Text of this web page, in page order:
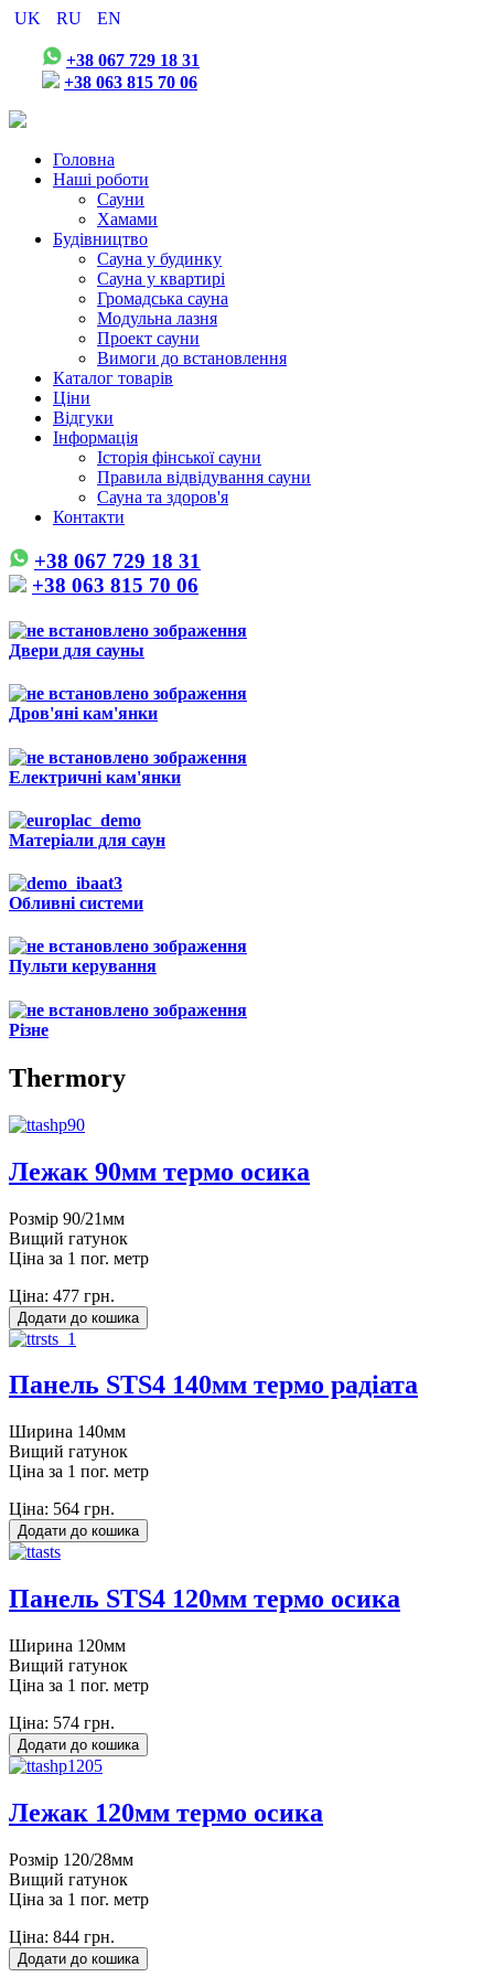
UK RU EN
+38 067 729 18 31
+38 063 815 70 06
Головна
Наші роботи
Сауни
Хамами
Будівництво
Сауна у будинку
Сауна у квартирі
Громадська сауна
Модульна лазня
Проект сауни
Вимоги до встановлення
Каталог товарів
Ціни
Відгуки
Інформація
Історія фінської сауни
Правила відвідування сауни
Сауна та здоров'я
Контакти
+38 067 729 18 31
+38 063 815 70 06
Двери для сауны
Дров'яні кам'янки
Електричні кам'янки
Матеріали для саун
Обливні системи
Пульти керування
Різне
Thermory
Лежак 90мм термо осика
Розмір 90/21мм
Вищий гатунок
Ціна за 1 пог. метр
Ціна: 477 грн.
Панель STS4 140мм термо радіата
Ширина 140мм
Вищий гатунок
Ціна за 1 пог. метр
Ціна: 564 грн.
Панель STS4 120мм термо осика
Ширина 120мм
Вищий гатунок
Ціна за 1 пог. метр
Ціна: 574 грн.
Лежак 120мм термо осика
Розмір 120/28мм
Вищий гатунок
Ціна за 1 пог. метр
Ціна: 844 грн.